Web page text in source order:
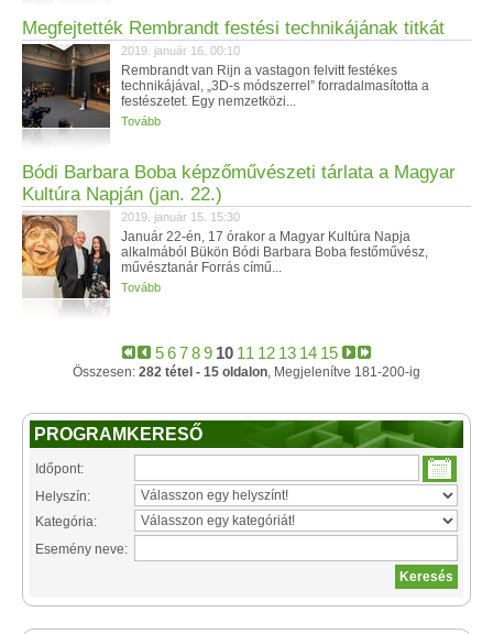
Megfejtették Rembrandt festési technikájának titkát
2019. január 16. 00:10
Rembrandt van Rijn a vastagon felvitt festékes
technikájával, „3D-s módszerrel” forradalmasította a
festészetet. Egy nemzetközi...
Tovább
Bódi Barbara Boba képzőművészeti tárlata a Magyar
Kultúra Napján (jan. 22.)
2019. január 15. 15:30
Január 22-én, 17 órakor a Magyar Kultúra Napja
alkalmából Bükön Bódi Barbara Boba festőművész,
művésztanár Forrás című...
Tovább
56789 10 11 12 13 14 15
Összesen: 282 tétel - 15 oldalon, Megjelenítve 181-200-ig
PROGRAMKERESŐ
Időpont:
Helyszín:
Kategória:
Esemény neve: